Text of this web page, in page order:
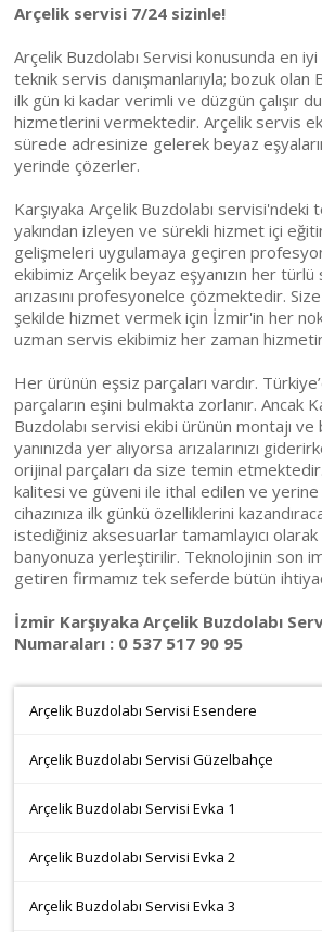
Arçelik servisi 7/24 sizinle!
Arçelik Buzdolabı Servisi konusunda en
teknik servis danışmanlarıyla; bozuk olan
ilk gün ki kadar verimli ve düzgün çalışır
hizmetlerini vermektedir. Arçelik servis
sürede adresinize gelerek beyaz
yerinde çözerler.
Karşıyaka Arçelik Buzdolabı servisi'ndeki
yakından izleyen ve sürekli hizmet içi
gelişmeleri uygulamaya geçiren
ekibimiz Arçelik beyaz eşyanızın her türlü
arızasını profesyonelce çözmektedir.
şekilde hizmet vermek için İzmir'in her
uzman servis ekibimiz her zaman
Her ürünün eşsiz parçaları vardır.
parçaların eşini bulmakta zorlanır. Ancak
Buzdolabı servisi ekibi ürünün montajı ve
yanınızda yer alıyorsa arızalarınızı
orijinal parçaları da size temin
kalitesi ve güveni ile ithal edilen ve yerine
cihazınıza ilk günkü özelliklerini
istediğiniz aksesuarlar tamamlayıcı olarak
banyonuza yerleştirilir. Teknolojinin son
getiren firmamız tek seferde bütün
İzmir Karşıyaka Arçelik Buzdolabı
Numaraları : 0 537 517 90 95
Arçelik Buzdolabı Servisi Esendere
Arçelik Buzdolabı Servisi Güzelbahçe
Arçelik Buzdolabı Servisi Evka 1
Arçelik Buzdolabı Servisi Evka 2
Arçelik Buzdolabı Servisi Evka 3